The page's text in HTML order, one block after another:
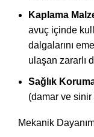
Kaplama
avuç içinde
dalgalarını
ulaşan zararlı
Sağlık
(damar ve sinir
Mekanik